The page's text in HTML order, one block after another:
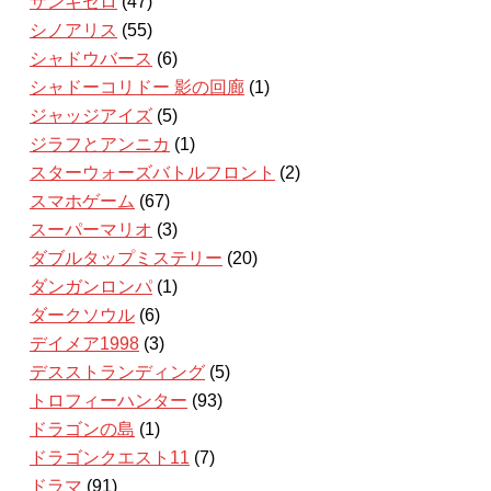
シノアリス (55)
シャドウバース (6)
シャドーコリドー 影の回廊 (1)
ジャッジアイズ (5)
ジラフとアンニカ (1)
スターウォーズバトルフロント (2)
スマホゲーム (67)
スーパーマリオ (3)
ダブルタップミステリー (20)
ダンガンロンパ (1)
ダークソウル (6)
デイメア1998 (3)
デスストランディング (5)
トロフィーハンター (93)
ドラゴンの島 (1)
ドラゴンクエスト11 (7)
ドラマ (91)